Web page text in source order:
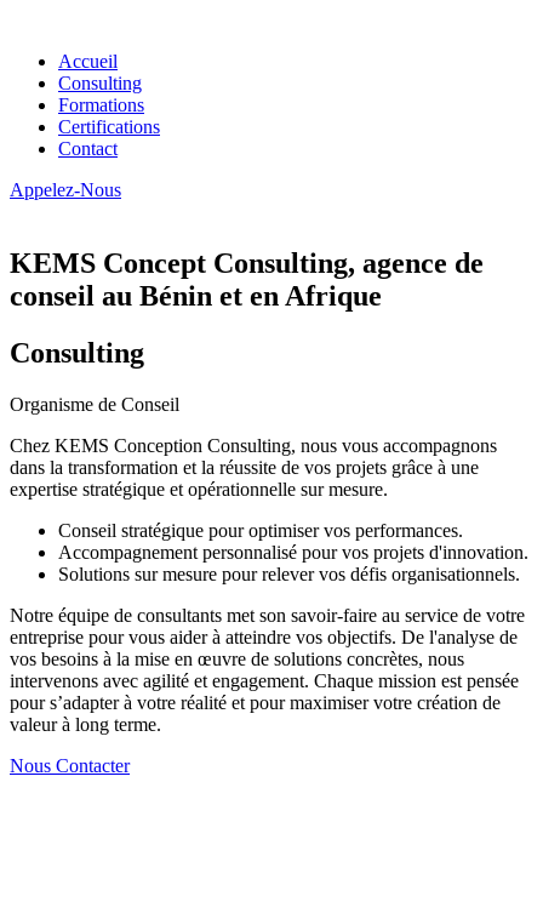
Accueil
Consulting
Formations
Certifications
Contact
Appelez-Nous
KEMS Concept Consulting, agence de
conseil au Bénin et en Afrique
Consulting
Organisme de Conseil
Chez KEMS Conception Consulting, nous vous accompagnons
dans la transformation et la réussite de vos projets grâce à une
expertise stratégique et opérationnelle sur mesure.
Conseil stratégique pour optimiser vos performances.
Accompagnement personnalisé pour vos projets d'innovation.
Solutions sur mesure pour relever vos défis organisationnels.
Notre équipe de consultants met son savoir-faire au service de votre
entreprise pour vous aider à atteindre vos objectifs. De l'analyse de
vos besoins à la mise en œuvre de solutions concrètes, nous
intervenons avec agilité et engagement. Chaque mission est pensée
pour s’adapter à votre réalité et pour maximiser votre création de
valeur à long terme.
Nous Contacter